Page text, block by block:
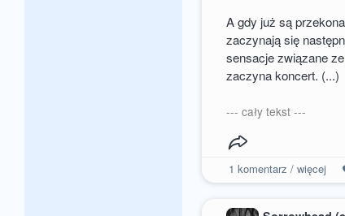
A gdy już są
zaczynają się
sensacje związane
zaczyna koncert. (...)
--- cały tekst ---
1 komentarz / więcej